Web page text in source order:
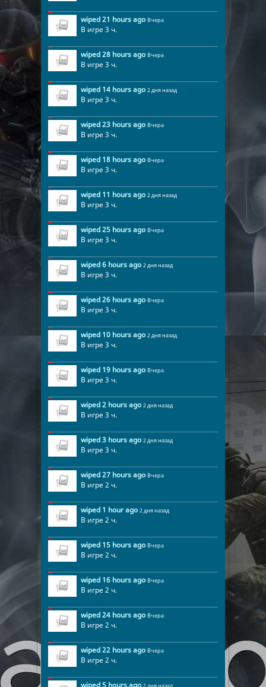
wiped 21 hours ago Вчера
В игре 3 ч.
wiped 28 hours ago Вчера
В игре 3 ч.
wiped 14 hours ago 2 дня назад
В игре 3 ч.
wiped 23 hours ago Вчера
В игре 3 ч.
wiped 18 hours ago Вчера
В игре 3 ч.
wiped 11 hours ago 2 дня назад
В игре 3 ч.
wiped 25 hours ago Вчера
В игре 3 ч.
wiped 6 hours ago 2 дня назад
В игре 3 ч.
wiped 26 hours ago Вчера
В игре 3 ч.
wiped 10 hours ago 2 дня назад
В игре 3 ч.
wiped 19 hours ago Вчера
В игре 3 ч.
wiped 2 hours ago 2 дня назад
В игре 3 ч.
wiped 3 hours ago 2 дня назад
В игре 3 ч.
wiped 27 hours ago Вчера
В игре 2 ч.
wiped 1 hour ago 2 дня назад
В игре 2 ч.
wiped 15 hours ago Вчера
В игре 2 ч.
wiped 16 hours ago Вчера
В игре 2 ч.
wiped 24 hours ago Вчера
В игре 2 ч.
wiped 22 hours ago Вчера
В игре 2 ч.
wiped 5 hours ago